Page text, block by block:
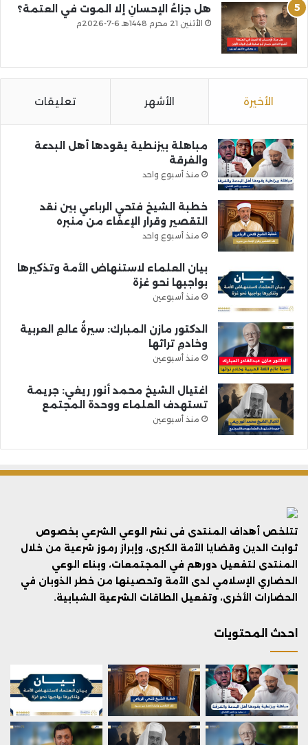
هل جزاءُ الإحسانِ إلا الموت في العتمة؟
الأثنين 21 محرم 1448هـ 6-7-2026م
الأخيرة الأشهر تعليقات
مباهلة بيزنطية يقودها أهل البدعة
والفرقة
منذ أسبوع واحد
خطبة الشيخ فتحي الرباعي بين نقد
التقصير وقرار الإعفاء من منبره
منذ أسبوع واحد
بيان العلماء لاستنهاض الأمة وتذكيرها
بواجبها نحو غزة
منذ أسبوعين
الدكتور مازن المبارك: سيرةُ عالمِ العربية
وخادمِ تراثها
منذ أسبوعين
اغتيال الشيخ محمد أنور ريغي: جريمة
تستهدف العلماء ووحدة المجتمع
منذ أسبوعين
تتلخص أهداف المنتدى فى نشر الوعي الشرعي بخصوص
ثوابت الدين وقضايا الأمة الكبرى، وإبراز رموز شرعية من خلال
المنتدى لتفعيل دورهم في المجتمعات، وبناء الوعي
الحضاري الإسلامي لدى الأمة وتحصينها من خطر الذوبان في
الحضارات الأخرى، وتفعيل الطاقات الشرعية الشبابية.
احدث المحتويات